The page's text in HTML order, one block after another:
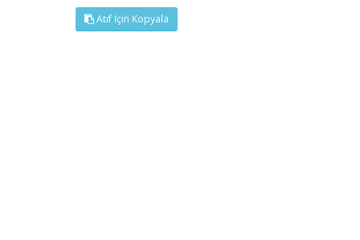
Atıf İçin Kopyala